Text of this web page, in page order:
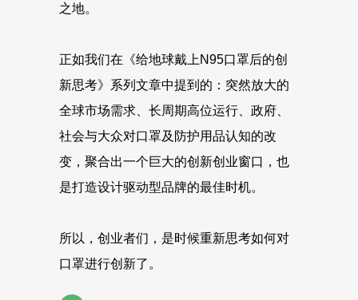
之地。
正如我们在《给地球戴上N95口罩后的创
新思考》系列文章中提到的：突然放大的
全球市场需求、长周期高位运行、政府、
社会与大众对口罩及防护用品认知的改
变，聚合出一个巨大的创新创业窗口，也
是打造设计驱动型品牌的最佳时机。
所以，创业者们，是时候重新思考如何对
口罩进行创新了。